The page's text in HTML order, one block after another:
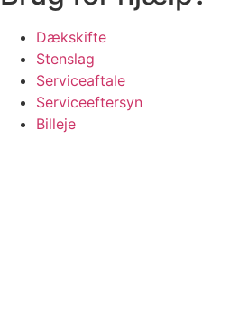
Dækskifte
Stenslag
Serviceaftale
Serviceeftersyn
Billeje